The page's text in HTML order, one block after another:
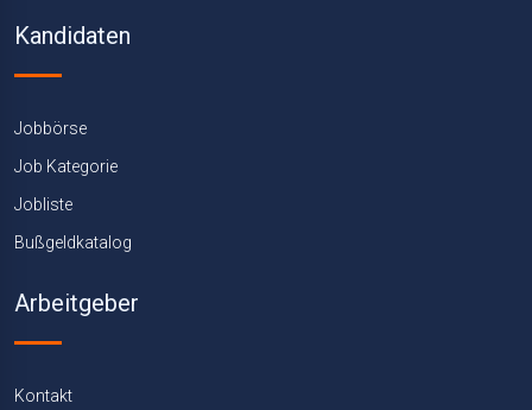
Kandidaten
Jobbörse
Job Kategorie
Jobliste
Bußgeldkatalog
Arbeitgeber
Kontakt